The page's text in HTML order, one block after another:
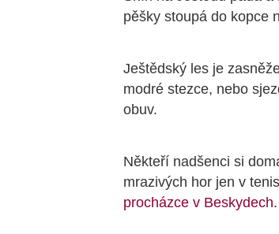
pěšky stoupá do kopce
Ještědský les je
modré stezce, nebo
obuv.
Někteří nadšenci si
mrazivých hor jen v
procházce v Beskydech.